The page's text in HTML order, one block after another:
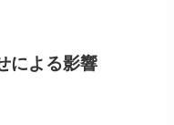
による影響